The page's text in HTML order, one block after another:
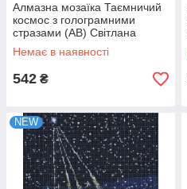
Алмазна мозаїка Таємничий
космос з голограмними
стразами (AB) Світлана
Теренчук Идейка 40х50
(AMO7641)
Немає в наявності
542 ₴
NEW